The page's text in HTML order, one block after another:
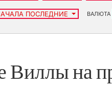
ПОСЛЕДНИЕ ВАЛЮТА
Виллы на